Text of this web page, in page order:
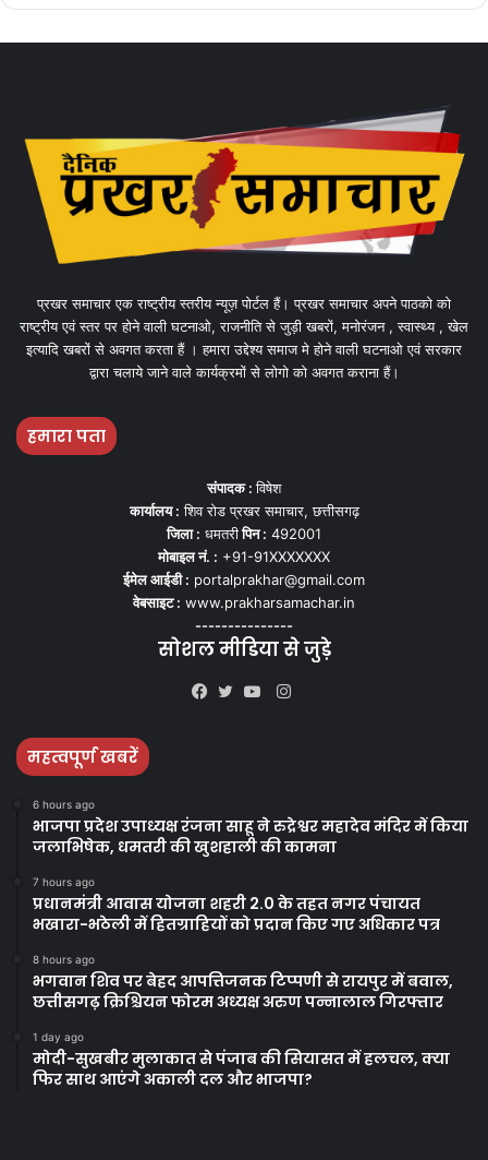
प्रखर समाचार एक राष्ट्रीय स्तरीय न्यूज़ पोर्टल हैं। प्रखर समाचार अपने पाठको को
राष्ट्रीय एवं स्तर पर होने वाली घटनाओ, राजनीति से जुड़ी खबरों, मनोरंजन , स्वास्थ्य , खेल
इत्यादि खबरों से अवगत करता हैं । हमारा उद्देश्य समाज मे होने वाली घटनाओ एवं सरकार
द्वारा चलाये जाने वाले कार्यक्रमों से लोगो को अवगत कराना हैं।
हमारा पता
संपादक :विषेश
कार्यालय : शिव रोड प्रखर समाचार, छत्तीसगढ़
जिला : धमतरीपिन : 492001
मोबाइल नं. : +91-91XXXXXXX
ईमेल आईडी : portalprakhar@gmail.com
वेबसाइट : www.prakharsamachar.in
---------------
सोशल मीडिया से जुड़े
Instagram
महत्वपूर्ण खबरें
6 hours ago
भाजपा प्रदेश उपाध्यक्ष रंजना साहू ने रुद्रेश्वर महादेव मंदिर में किया
जलाभिषेक, धमतरी की खुशहाली की कामना
7 hours ago
प्रधानमंत्री आवास योजना शहरी 2.0 के तहत नगर पंचायत
भखारा-भठेली में हितग्राहियों को प्रदान किए गए अधिकार पत्र
8 hours ago
भगवान शिव पर बेहद आपत्तिजनक टिप्पणी से रायपुर में बवाल,
छत्तीसगढ़ क्रिश्चियन फोरम अध्यक्ष अरुण पन्नालाल गिरफ्तार
1 day ago
मोदी-सुखबीर मुलाकात से पंजाब की सियासत में हलचल, क्या
फिर साथ आएंगे अकाली दल और भाजपा?